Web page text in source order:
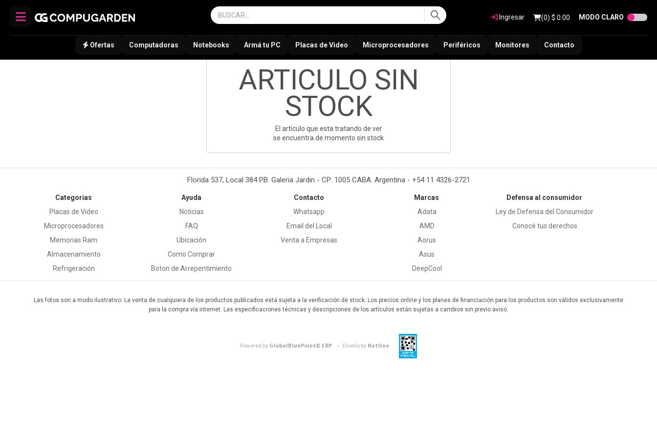
Ingresar (0) $ 0.00 MODO CLARO
Ofertas Computadoras Notebooks Armá tu PC Placas de Video Microprocesadores Periféricos Monitores Contacto
ARTICULO SIN
STOCK
El articulo que esta tratando de ver
se encuentra de momento sin stock
Florida 537, Local 384 PB. Galeria Jardin - CP: 1005 CABA. Argentina - +54 11 4326-2721
Categorias
Placas de Video
Microprocesadores
Memorias Ram
Almacenamiento
Refrigeración
Ayuda
Noticias
FAQ
Ubicación
Como Comprar
Boton de Arrepentimiento
Contacto
Whatsapp
Email del Local
Venta a Empresas
Marcas
Adata
AMD
Aorus
Asus
DeepCool
Defensa al consumidor
Ley de Defensa del Consumidor
Conocé tus derechos
Las fotos son a modo ilustrativo. La venta de cualquiera de los productos publicados está sujeta a la verificación de stock. Los precios online y los planes de financiación para los productos son válidos exclusivamente
para la compra vía internet. Las especificaciones técnicas y descripciones de los artículos están sujetas a cambios sin previo aviso.
Powered byGlobalBluePoint© ERP - Diseño byNetOne